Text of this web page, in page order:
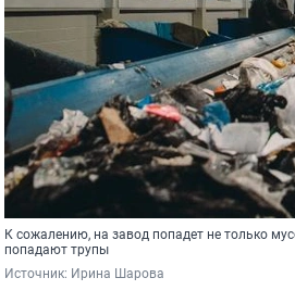
К сожалению, на завод попадет не только
попадают трупы
Источник: Ирина Шарова